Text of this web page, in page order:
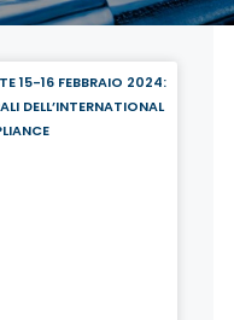
15-16 FEBBRAIO 2024:
DELL’INTERNATIONAL